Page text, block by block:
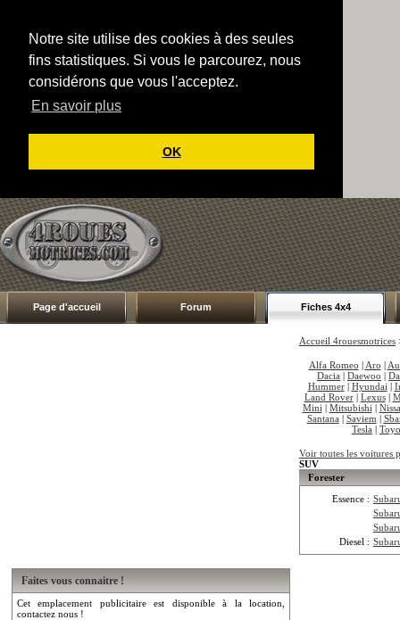
Notre site utilise des cookies à des seules
fins statistiques. Si vous le parcourez, nous
considérons que vous l'acceptez.
En savoir plus
OK
Page d'accueil Forum Fiches 4x4
Faites vous connaitre !
Cet emplacement publicitaire est disponible à la location,
contactez nous !
Accueil 4rouesmotrices
Alfa Romeo | Aro |
Dacia | Daewoo |
Hummer| Hyundai |
Land Rover| Lexus|
Mini | Mitsubishi |
Santana | Saviem |
Tesla |
Voir toutes les voitures
SUV
Forester
Essence :
Diesel :